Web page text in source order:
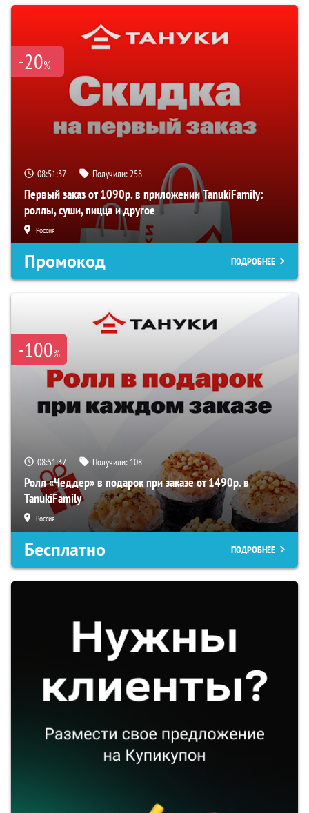
-20%
08:51:36 Получили:258
Первый заказ от 1090р. в приложении TanukiFamily:
роллы, суши, пицца и другое
Россия
Промокод ПОДРОБНЕЕ
-100%
08:51:36 Получили: 108
Ролл «Чеддер» в подарок при заказе от 1490р. в
TanukiFamily
Россия
Бесплатно ПОДРОБНЕЕ